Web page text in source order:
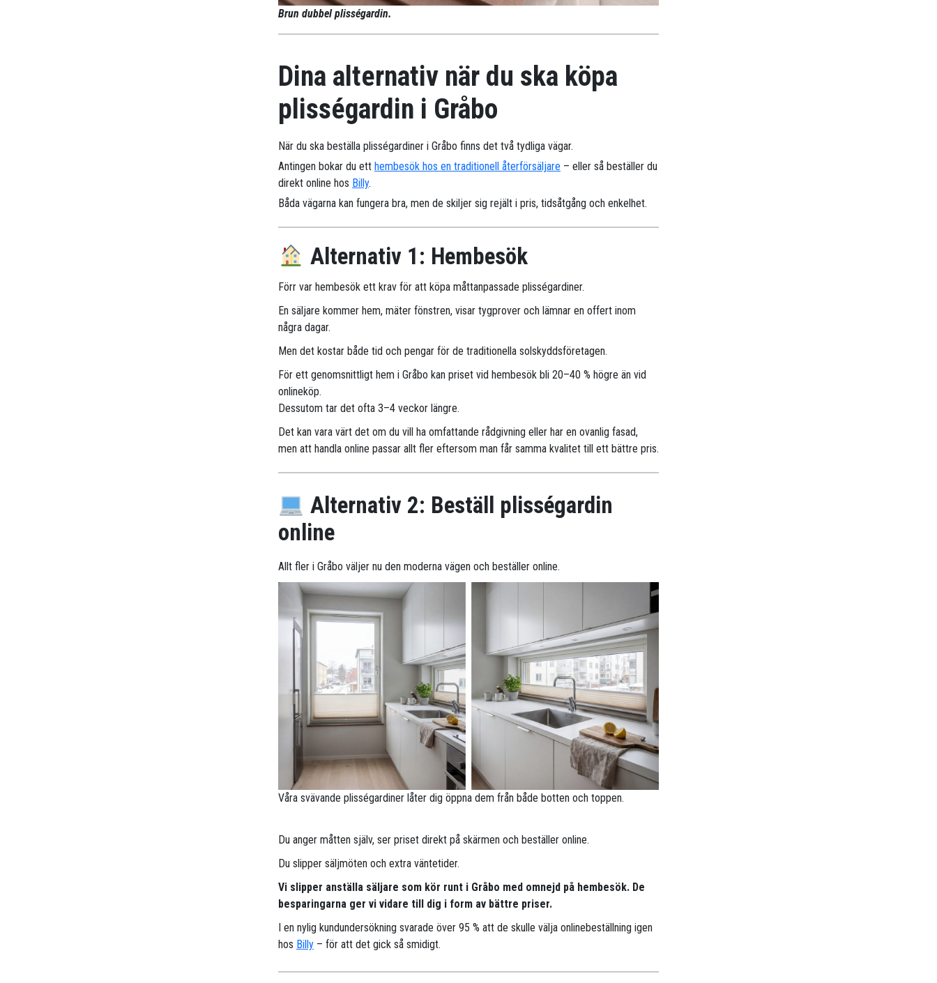
Brun dubbel plisségardin.
Dina alternativ när du ska köpa
plisségardin i Gråbo
När du ska beställa plisségardiner i Gråbo finns det två tydliga vägar.
Antingen bokar du ett hembesök hos en traditionell återförsäljare – eller så beställer du
direkt online hos Billy.
Båda vägarna kan fungera bra, men de skiljer sig rejält i pris, tidsåtgång och enkelhet.
Alternativ 1: Hembesök
Förr var hembesök ett krav för att köpa måttanpassade plisségardiner.
En säljare kommer hem, mäter fönstren, visar tygprover och lämnar en offert inom
några dagar.
Men det kostar både tid och pengar för de traditionella solskyddsföretagen.
För ett genomsnittligt hem i Gråbo kan priset vid hembesök bli 20–40 % högre än vid
onlineköp.
Dessutom tar det ofta 3–4 veckor längre.
Det kan vara värt det om du vill ha omfattande rådgivning eller har en ovanlig fasad,
men att handla online passar allt fler eftersom man får samma kvalitet till ett bättre pris.
Alternativ 2: Beställ plisségardin
online
Allt fler i Gråbo väljer nu den moderna vägen och beställer online.
Våra svävande plisségardiner låter dig öppna dem från både botten och toppen.
Du anger måtten själv, ser priset direkt på skärmen och beställer online.
Du slipper säljmöten och extra väntetider.
Vi slipper anställa säljare som kör runt i Gråbo med omnejd på hembesök. De
besparingarna ger vi vidare till dig i form av bättre priser.
I en nylig kundundersökning svarade över 95 % att de skulle välja onlinebeställning igen
hos Billy – för att det gick så smidigt.